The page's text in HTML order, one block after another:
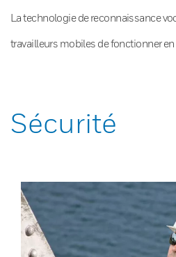
La technologie de reconnaissance
travailleurs mobiles de fonctionner
Sécurité